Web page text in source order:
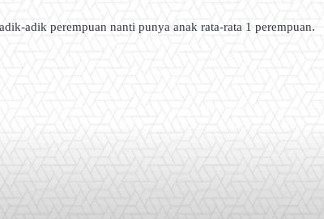
adik perempuan nanti punya anak rata-rata 1 perempuan.